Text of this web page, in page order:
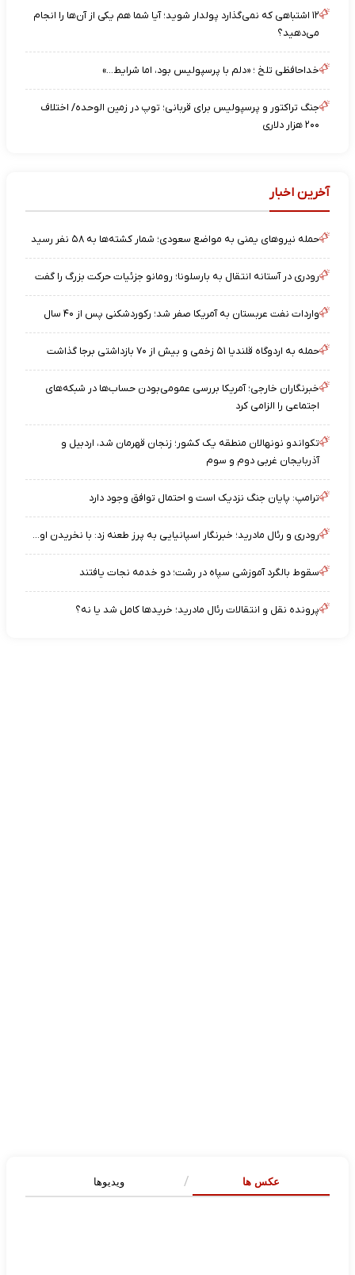
۱۲ اشتباهی که نمی‌گذارد پولدار شوید؛ آیا شما هم یکی از آن‌ها را انجام
می‌دهید؟
خداحافظی تلخ ؛ «دلم با پرسپولیس بود، اما شرایط…»
جنگ تراکتور و پرسپولیس برای قربانی؛ توپ در زمین الوحده/ اختلاف
۲۰۰ هزار دلاری
آخرین اخبار
حمله نیروهای یمنی به مواضع سعودی؛ شمار کشته‌ها به ۵۸ نفر رسید
رودری در آستانه انتقال به بارسلونا؛ رومانو جزئیات حرکت بزرگ را گفت
واردات نفت عربستان به آمریکا صفر شد؛ رکوردشکنی پس از ۴۰ سال
حمله به اردوگاه قلندیا ۵۱ زخمی و بیش از ۷۰ بازداشتی برجا گذاشت
خبرنگاران خارجی؛ آمریکا بررسی عمومی‌بودن حساب‌ها در شبکه‌های
اجتماعی را الزامی کرد
تکواندو نونهالان منطقه یک کشور؛ زنجان قهرمان شد، اردبیل و
آذربایجان غربی دوم و سوم
ترامپ: پایان جنگ نزدیک است و احتمال توافق وجود دارد
رودری و رئال مادرید؛ خبرنگار اسپانیایی به پرز طعنه زد: با نخریدن او...
سقوط بالگرد آموزشی سپاه در رشت؛ دو خدمه نجات یافتند
پرونده نقل و انتقالات رئال مادرید؛ خریدها کامل شد یا نه؟
عکس ها ویدیوها